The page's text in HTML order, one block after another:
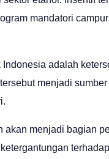
mandatori
adalah
menjadi
akan menjadi bagian